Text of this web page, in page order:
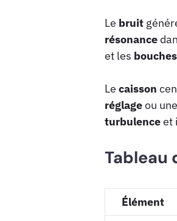
Le bruit
résonance
et les bouches
Le caisson
réglageou une
turbulenceet
Tableau
Élément